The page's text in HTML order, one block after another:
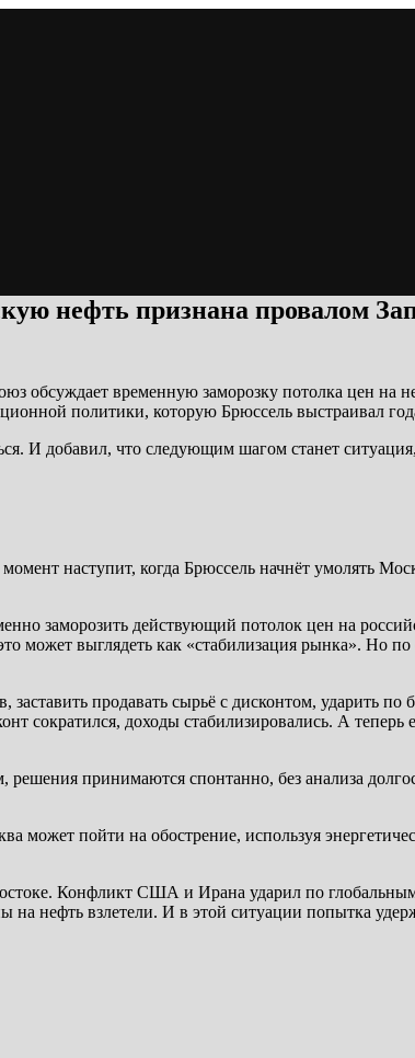
нефть признана провалом
обсуждает временную заморозку потолка цен на
политики, которую Брюссель выстраивал
И добавил, что следующим шагом станет
наступит, когда Брюссель начнёт умолять
заморозить действующий потолок цен на
может выглядеть как «стабилизация рынка». Но
продавать сырьё с дисконтом, ударить
сократился, доходы стабилизировались. А
принимаются спонтанно, без анализа
может пойти на обострение, используя
Конфликт США и Ирана ударил по
нефть взлетели. И в этой ситуации попытка